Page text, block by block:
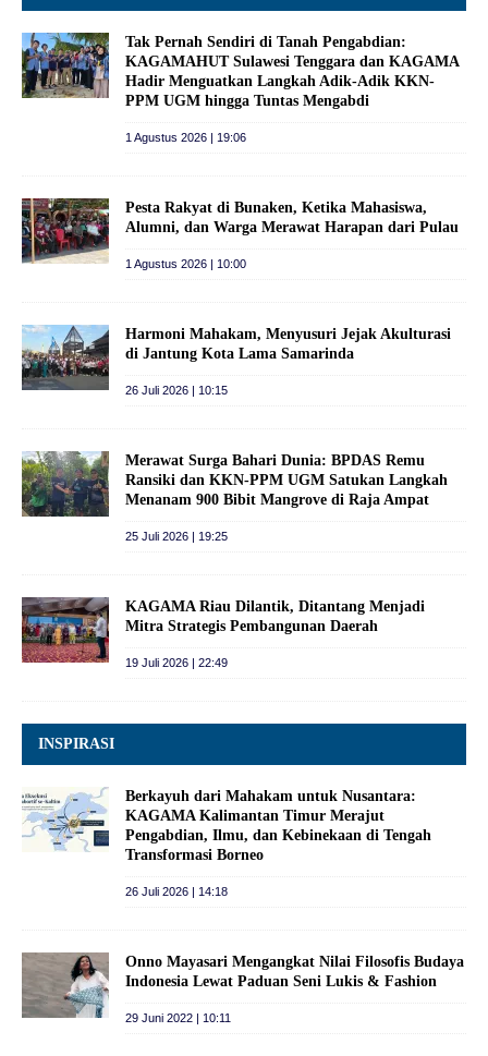
Tak Pernah Sendiri di Tanah Pengabdian:
KAGAMAHUT Sulawesi Tenggara dan KAGAMA
Hadir Menguatkan Langkah Adik-Adik KKN-
PPM UGM hingga Tuntas Mengabdi
1 Agustus 2026 | 19:06
Pesta Rakyat di Bunaken, Ketika Mahasiswa,
Alumni, dan Warga Merawat Harapan dari Pulau
1 Agustus 2026 | 10:00
Harmoni Mahakam, Menyusuri Jejak Akulturasi
di Jantung Kota Lama Samarinda
26 Juli 2026 | 10:15
Merawat Surga Bahari Dunia: BPDAS Remu
Ransiki dan KKN-PPM UGM Satukan Langkah
Menanam 900 Bibit Mangrove di Raja Ampat
25 Juli 2026 | 19:25
KAGAMA Riau Dilantik, Ditantang Menjadi
Mitra Strategis Pembangunan Daerah
19 Juli 2026 | 22:49
INSPIRASI
Berkayuh dari Mahakam untuk Nusantara:
KAGAMA Kalimantan Timur Merajut
Pengabdian, Ilmu, dan Kebinekaan di Tengah
Transformasi Borneo
26 Juli 2026 | 14:18
Onno Mayasari Mengangkat Nilai Filosofis Budaya
Indonesia Lewat Paduan Seni Lukis & Fashion
29 Juni 2022 | 10:11